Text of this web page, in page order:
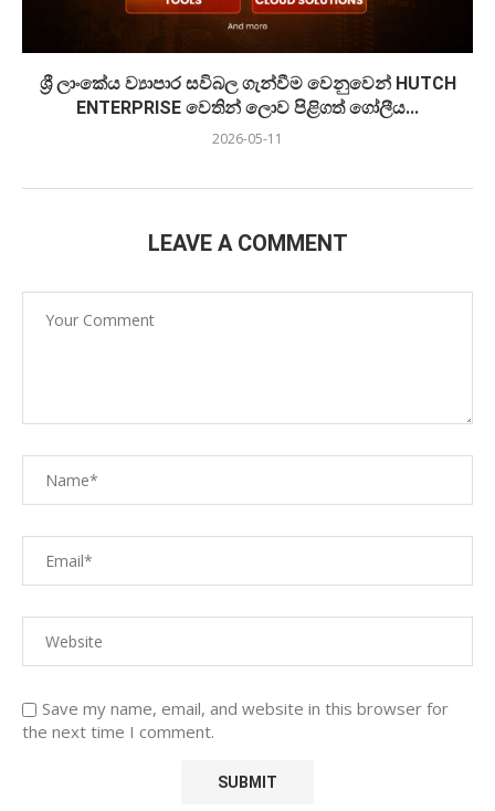
ශ්‍රී ලාංකේය ව්‍යාපාර සවිබල ගැන්වීම වෙනුවෙන් HUTCH
ENTERPRISE වෙතින් ලොව පිළිගත් ගෝලීය...
2026-05-11
LEAVE A COMMENT
Save my name, email, and website in this browser for
the next time I comment.